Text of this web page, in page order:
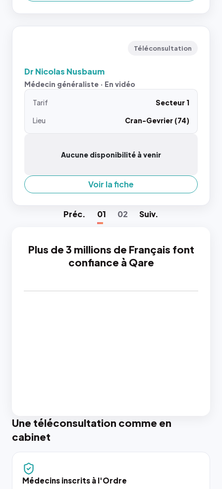
Téléconsultation
Dr Nicolas Nusbaum
Médecin généraliste · En vidéo
Tarif
Secteur 1
Lieu
Cran-Gevrier (74)
Aucune disponibilité à venir
Voir la fiche
Préc. 01 02 Suiv.
Plus de 3 millions de Français font
confiance à Qare
Une téléconsultation comme en
cabinet
Médecins inscrits à l'Ordre